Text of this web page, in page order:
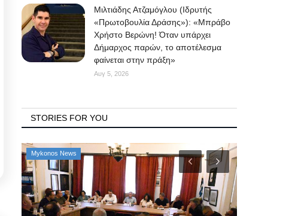
Μιλτιάδης Ατζαμόγλου (Ιδρυτής
«Πρωτοβουλία Δράσης»): «Μπράβο
Χρήστο Βερώνη! Όταν υπάρχει
Δήμαρχος παρών, το αποτέλεσμα
φαίνεται στην πράξη»
Αυγ 5, 2026
STORIES FOR YOU
Mykonos News